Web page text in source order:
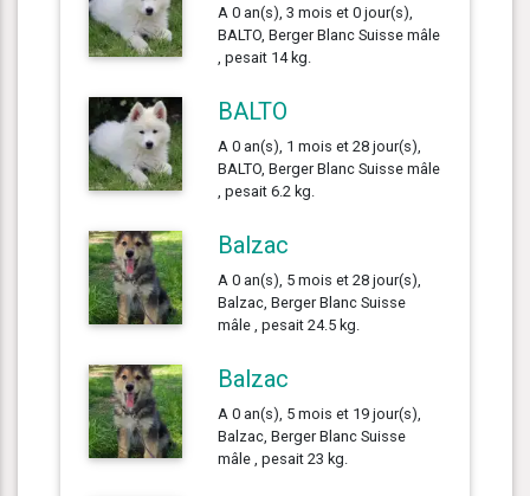
A 0 an(s), 3 mois et 0 jour(s),
BALTO, Berger Blanc Suisse mâle
, pesait 14 kg.
BALTO
A 0 an(s), 1 mois et 28 jour(s),
BALTO, Berger Blanc Suisse mâle
, pesait 6.2 kg.
Balzac
A 0 an(s), 5 mois et 28 jour(s),
Balzac, Berger Blanc Suisse
mâle , pesait 24.5 kg.
Balzac
A 0 an(s), 5 mois et 19 jour(s),
Balzac, Berger Blanc Suisse
mâle , pesait 23 kg.